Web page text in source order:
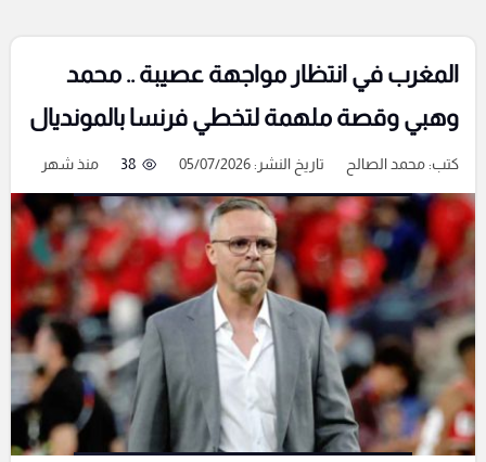
المغرب في انتظار مواجهة عصيبة .. محمد
وهبي وقصة ملهمة لتخطي فرنسا بالمونديال
كتب:محمد الصالح تاريخ النشر: 05/07/2026 38 منذ شهر